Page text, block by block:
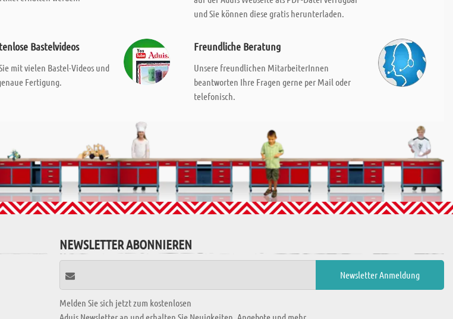
und Sie können diese gratis herunterladen.
Bastelvideos
mit vielen Bastel-Videos und
Fertigung.
Freundliche Beratung
Unsere freundlichen MitarbeiterInnen
beantworten Ihre Fragen gerne per Mail oder
telefonisch.
NEWSLETTER ABONNIEREN
Melden Sie sich jetzt zum kostenlosen